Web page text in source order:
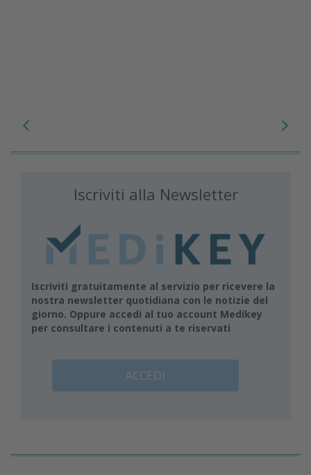
Iscriviti alla Newsletter
Iscriviti gratuitamente al servizio per ricevere la
nostra newsletter quotidiana con le notizie del
giorno. Oppure accedi al tuo account Medikey
per consultare i contenuti a te riservati
ACCEDI